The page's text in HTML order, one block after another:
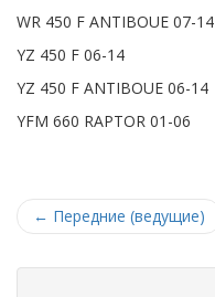
WR 450 F ANTIBOUE 07-14
YZ 450 F 06-14
YZ 450 F ANTIBOUE 06-14
YFM 660 RAPTOR 01-06
← Передние (ведущие)